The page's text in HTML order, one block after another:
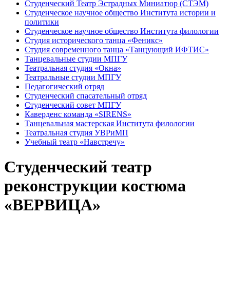
Студенческий Театр Эстрадных Миниатюр (СТЭМ)
Студенческое научное общество Института истории и
политики
Студенческое научное общество Института филологии
Студия исторического танца «Феникс»
Студия современного танца «Танцующий ИФТИС»
Танцевальные студии МПГУ
Театральная студия «Окна»
Театральные студии МПГУ
Педагогический отряд
Студенческий спасательный отряд
Студенческий совет МПГУ
Каверденс команда «SIRENS»
Танцевальная мастерская Института филологии
Театральная студия УВРиМП
Учебный театр «Навстречу»
Студенческий театр
реконструкции костюма
«ВЕРВИЦА»